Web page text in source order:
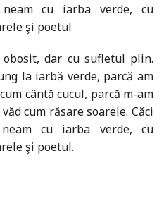
cu iarba verde, cu
şi poetul
dar cu sufletul plin.
la iarbă verde, parcă am
cântă cucul, parcă m-am
cum răsare soarele. Căci
cu iarba verde, cu
şi poetul.